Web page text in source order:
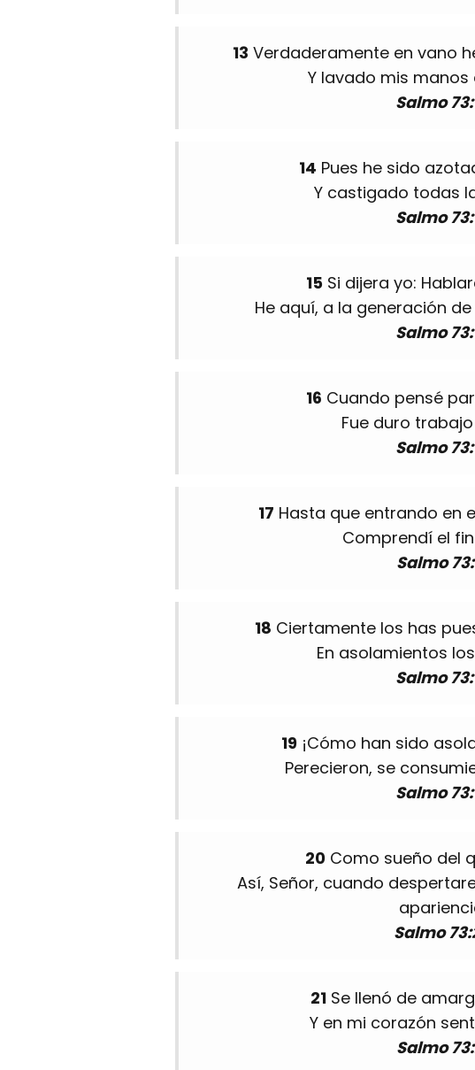
13 Verdaderamente en vano
Y lavado mis manos
Salmo
14 Pues he sido
Y castigado todas
Salmo
15 Si dijera yo:
He aquí, a la generación
Salmo
16 Cuando pensé
Fue duro
Salmo
17 Hasta que entrando en
Comprendí el
Salmo
18 Ciertamente los has
En asolamientos
Salmo
19¡Cómo han sido
Perecieron, se
Salmo
20 Como sueño del
Así, Señor, cuando
Salmo
21 Se llenó de
Y en mi corazón
Salmo